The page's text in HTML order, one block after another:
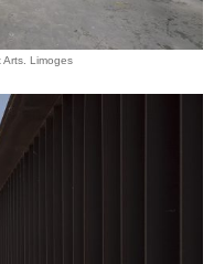
Limoges